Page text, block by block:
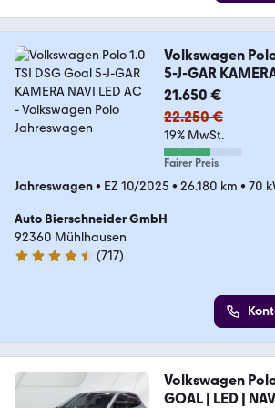
Volkswagen
5-J-GAR
21.650 €
22.250 €
19% MwSt.
Fairer Preis
Jahreswagen• EZ 10/2025 • 26.180 km • 70
Auto Bierschneider GmbH
92360 Mühlhausen
4.5 Sterne
(717)
Volkswagen
GOAL | LED |